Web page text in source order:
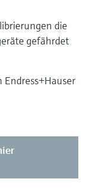
die
gefährdet
Endress+Hauser